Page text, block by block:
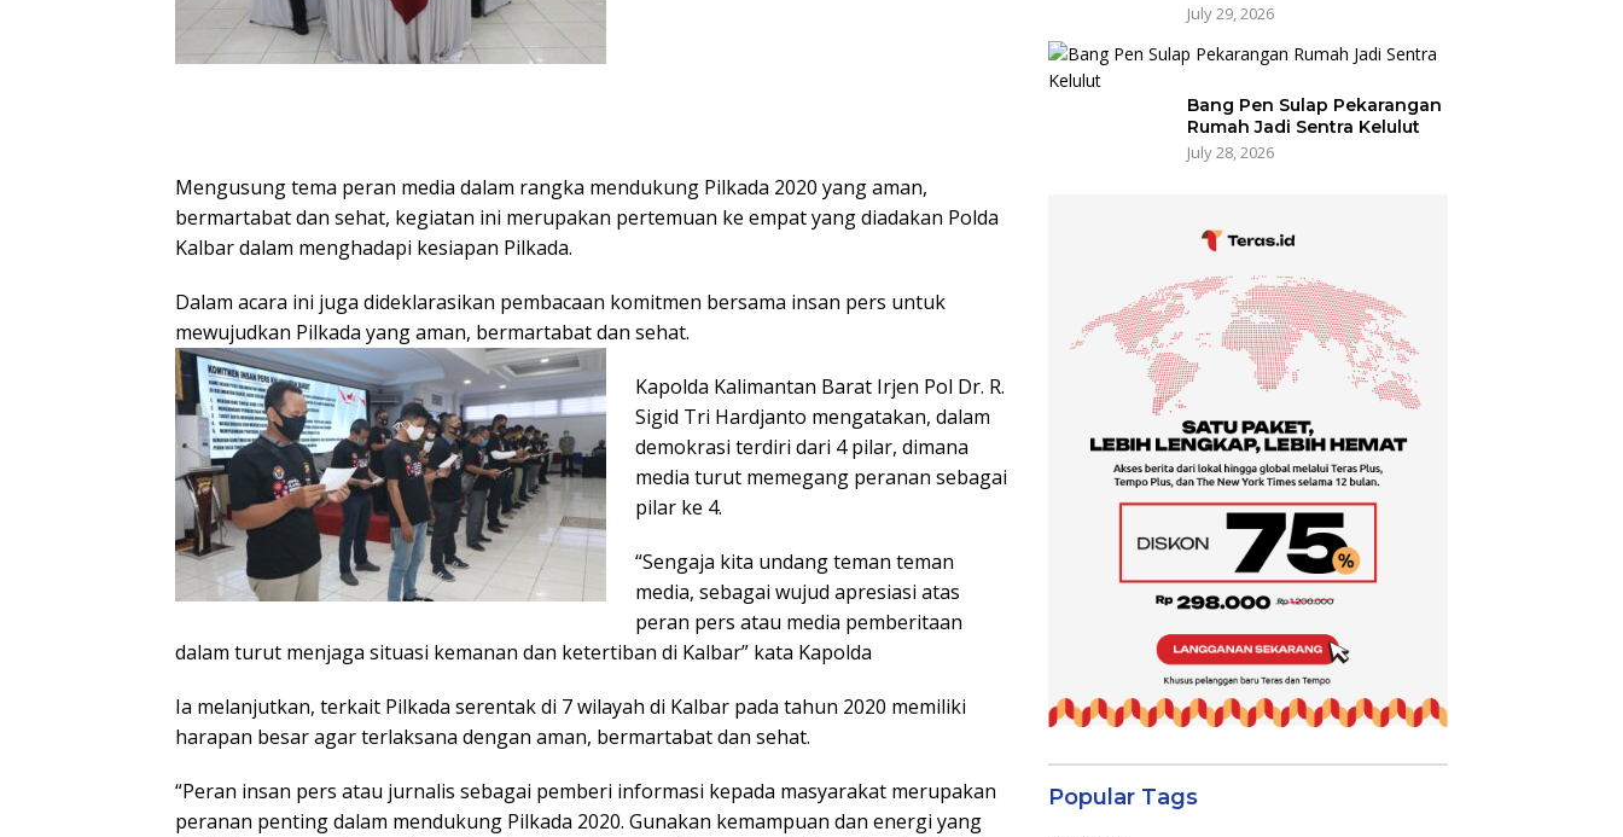
Mengusung tema peran media dalam rangka mendukung Pilkada 2020 yang aman,
bermartabat dan sehat, kegiatan ini merupakan pertemuan ke empat yang diadakan Polda
Kalbar dalam menghadapi kesiapan Pilkada.
Dalam acara ini juga dideklarasikan pembacaan komitmen bersama insan pers untuk
mewujudkan Pilkada yang aman, bermartabat dan sehat.
Kapolda Kalimantan Barat Irjen Pol Dr. R.
Sigid Tri Hardjanto mengatakan, dalam
demokrasi terdiri dari 4 pilar, dimana
media turut memegang peranan sebagai
pilar ke 4.
“Sengaja kita undang teman teman
media, sebagai wujud apresiasi atas
peran pers atau media pemberitaan
dalam turut menjaga situasi kemanan dan ketertiban di Kalbar” kata Kapolda
Ia melanjutkan, terkait Pilkada serentak di 7 wilayah di Kalbar pada tahun 2020 memiliki
harapan besar agar terlaksana dengan aman, bermartabat dan sehat.
“Peran insan pers atau jurnalis sebagai pemberi informasi kepada masyarakat merupakan
peranan penting dalam mendukung Pilkada 2020. Gunakan kemampuan dan energi yang
July 29, 2026
Bang Pen Sulap Pekarangan
Rumah Jadi Sentra Kelulut
July 28, 2026
Popular Tags